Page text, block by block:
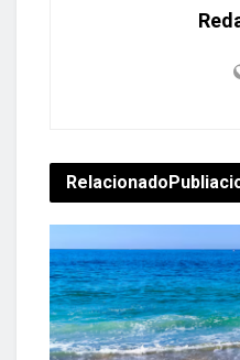
Relacionado